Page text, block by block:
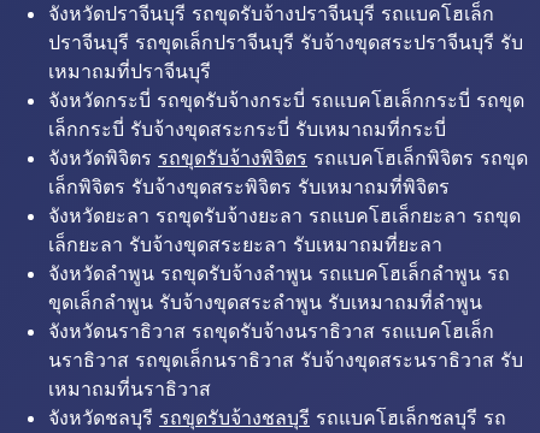
จังหวัดปราจีนบุรี รถขุดรับจ้างปราจีนบุรี รถแบคโฮเล็ก
ปราจีนบุรี รถขุดเล็กปราจีนบุรี รับจ้างขุดสระปราจีนบุรี รับ
เหมาถมที่ปราจีนบุรี
จังหวัดกระบี่ รถขุดรับจ้างกระบี่ รถแบคโฮเล็กกระบี่ รถขุด
เล็กกระบี่ รับจ้างขุดสระกระบี่ รับเหมาถมที่กระบี่
จังหวัดพิจิตร รถขุดรับจ้างพิจิตร รถแบคโฮเล็กพิจิตร รถขุด
เล็กพิจิตร รับจ้างขุดสระพิจิตร รับเหมาถมที่พิจิตร
จังหวัดยะลา รถขุดรับจ้างยะลา รถแบคโฮเล็กยะลา รถขุด
เล็กยะลา รับจ้างขุดสระยะลา รับเหมาถมที่ยะลา
จังหวัดลำพูน รถขุดรับจ้างลำพูน รถแบคโฮเล็กลำพูน รถ
ขุดเล็กลำพูน รับจ้างขุดสระลำพูน รับเหมาถมที่ลำพูน
จังหวัดนราธิวาส รถขุดรับจ้างนราธิวาส รถแบคโฮเล็ก
นราธิวาส รถขุดเล็กนราธิวาส รับจ้างขุดสระนราธิวาส รับ
เหมาถมที่นราธิวาส
จังหวัดชลบุรี รถขุดรับจ้างชลบุรี รถแบคโฮเล็กชลบุรี รถ